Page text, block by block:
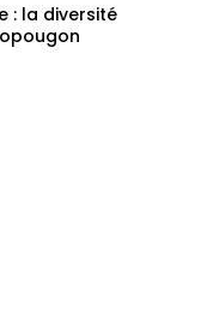
: la diversité